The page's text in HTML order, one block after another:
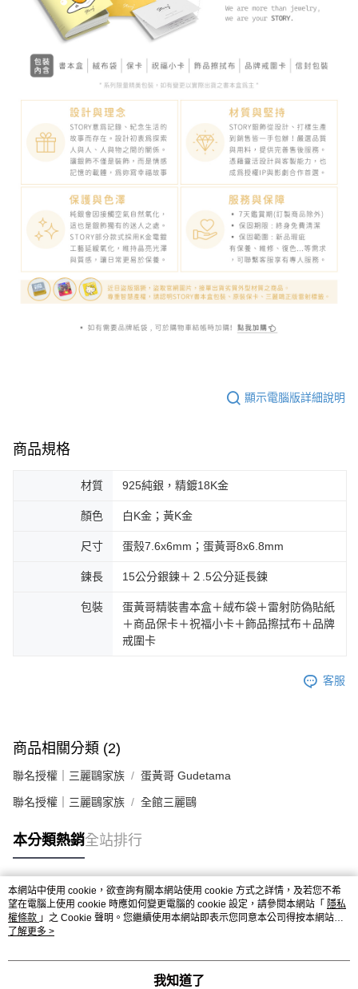
顯示電腦版詳細說明
商品規格
材質 925純銀，精鍍18K金
顏色 白K金；黃K金
尺寸 蛋殼7.6x6mm；蛋黃哥8x6.8mm
鍊長 15公分銀鍊＋２.5公分延長鍊
包裝
蛋黃哥精裝書本盒＋絨布袋＋雷射防偽貼紙
＋商品保卡＋祝福小卡＋飾品擦拭布＋品牌
戒圍卡
客服
商品相關分類 (2)
聯名授權｜三麗鷗家族 蛋黃哥 Gudetama
聯名授權｜三麗鷗家族 全館三麗鷗
本分類熱銷全站排行
熱門標籤
本網站中使用 cookie，欲查詢有關本網站使用 cookie 方式之詳情，及若您不希
望在電腦上使用 cookie 時應如何變更電腦的 cookie 設定，請參閱本網站「 隱私
權條款 」之 Cookie 聲明。您繼續使用本網站即表示您同意本公司得按本網站使
用條款之 Cookie 聲明使用 cookie。
了解更多 >
我知道了